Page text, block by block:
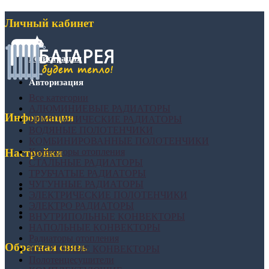
Личный кабинет
Регистрация
Авторизация
Информация
Настройки
Обратная связь
БИМЕТАЛИЧЕСКИЕ РАДИАТОРЫ
Конвекторы отопления
СТАЛЬНЫЕ РАДИАТОРЫ
НАСТЕННЫЕ КОНВЕКТОРЫ